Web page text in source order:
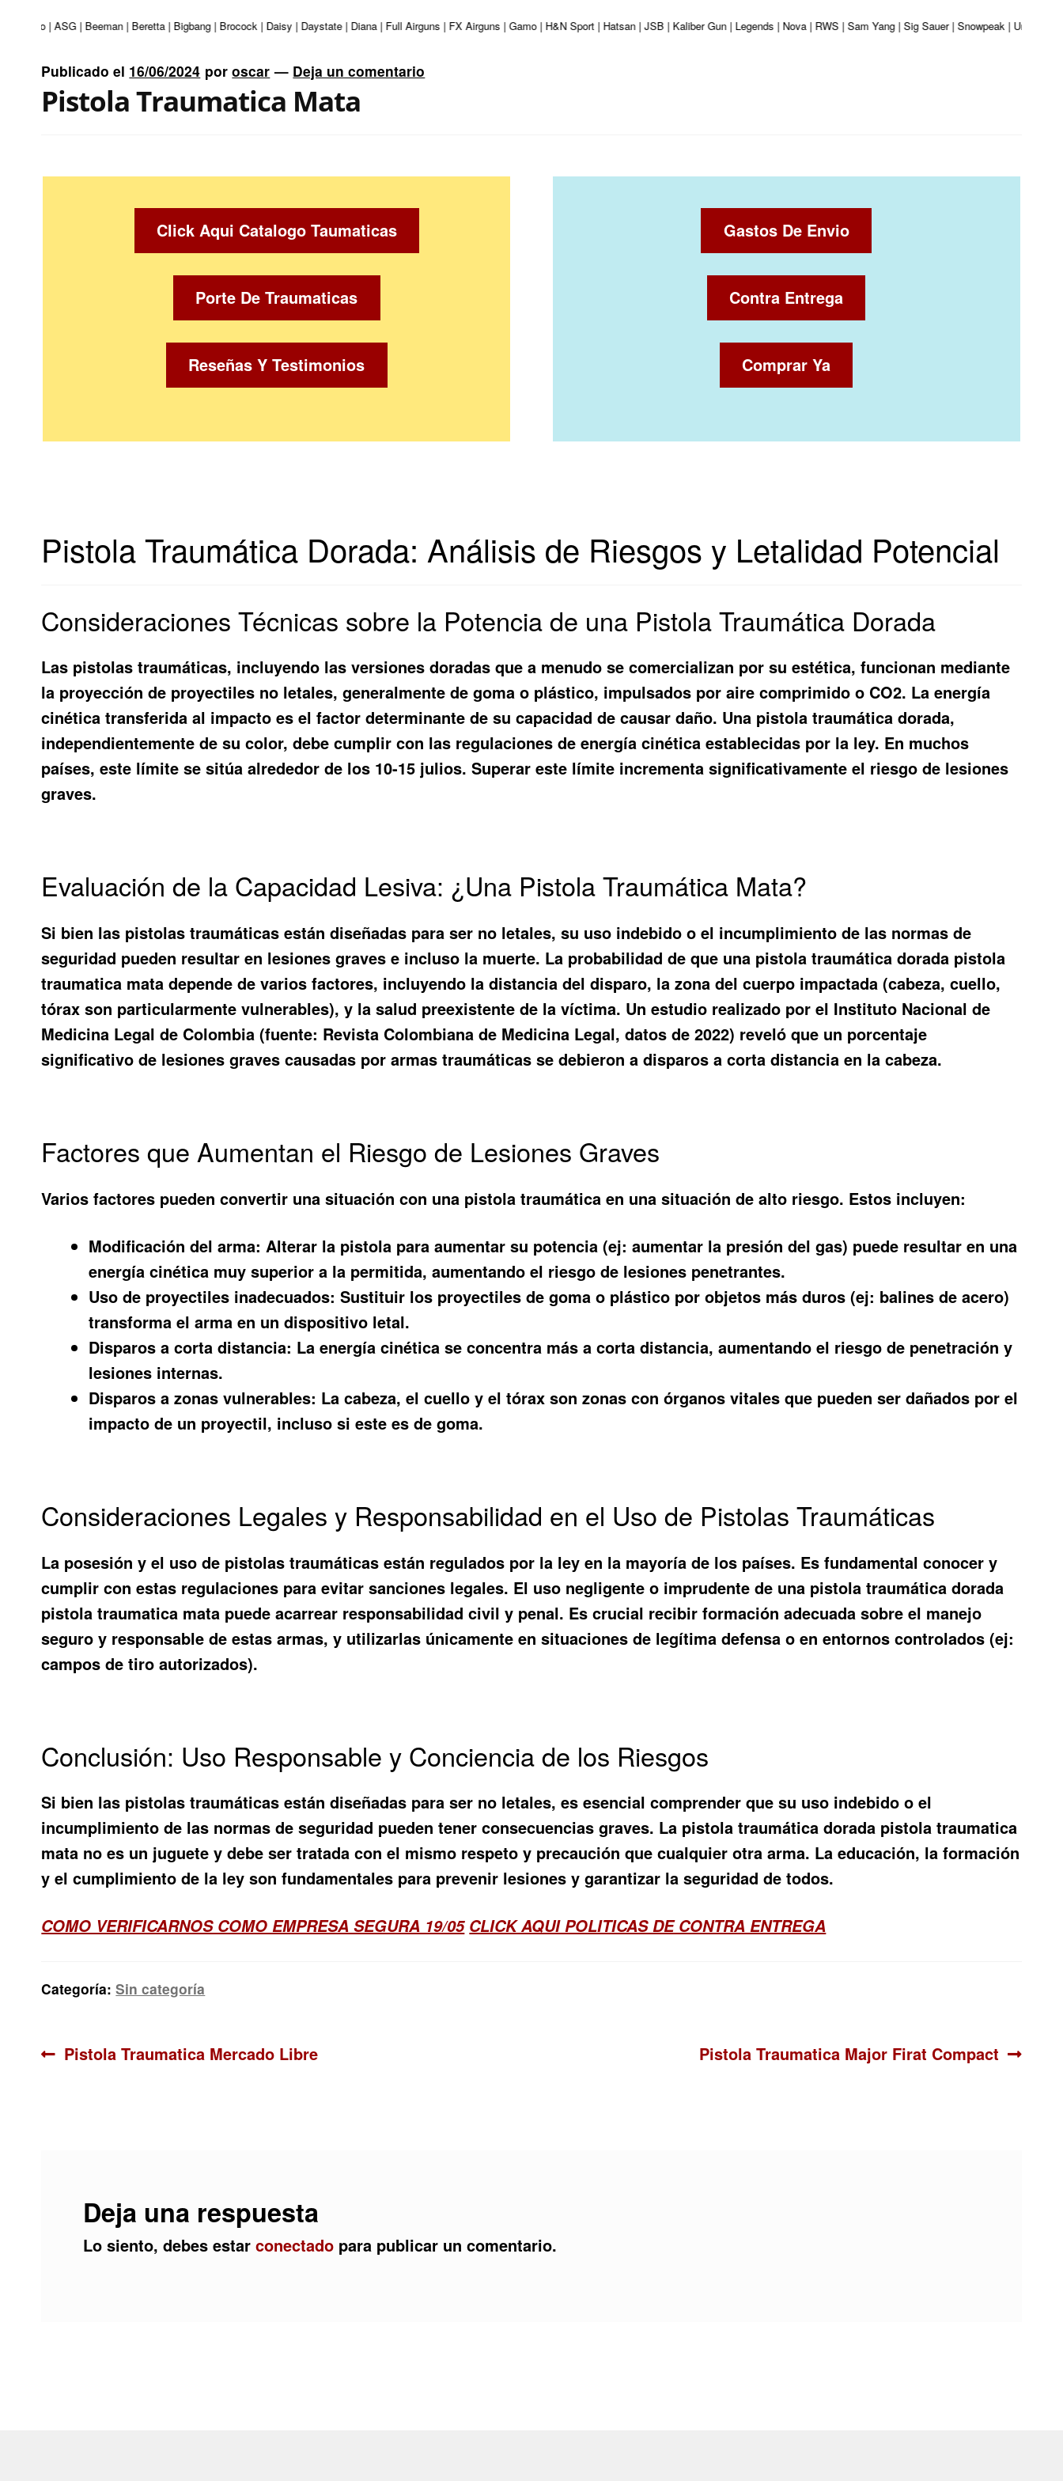
| ASG | Beeman | Beretta | Bigbang | Brocock | Daisy | Daystate | Diana | Full Airguns | FX Airguns | Gamo | H&N Sport | Hatsan | JSB | Kaliber Gun | Legends | Nova | RWS | Sam Yang | Sig Sauer | Snowpeak | Umarex |
Publicado el 16/06/2024 poroscar — Deja un comentario
Pistola Traumatica Mata
Click Aqui Catalogo Taumaticas
Porte De Traumaticas
Reseñas Y Testimonios
Gastos De Envio
Contra Entrega
Comprar Ya
Pistola Traumática Dorada: Análisis de Riesgos y Letalidad Potencial
Consideraciones Técnicas sobre la Potencia de una Pistola Traumática Dorada
Las pistolas traumáticas, incluyendo las versiones doradas que a menudo se comercializan por su estética, funcionan mediante
la proyección de proyectiles no letales, generalmente de goma o plástico, impulsados por aire comprimido o CO2. La energía
cinética transferida al impacto es el factor determinante de su capacidad de causar daño. Una pistola traumática dorada,
independientemente de su color, debe cumplir con las regulaciones de energía cinética establecidas por la ley. En muchos
países, este límite se sitúa alrededor de los 10-15 julios. Superar este límite incrementa significativamente el riesgo de lesiones
graves.
Evaluación de la Capacidad Lesiva: ¿Una Pistola Traumática Mata?
Si bien las pistolas traumáticas están diseñadas para ser no letales, su uso indebido o el incumplimiento de las normas de
seguridad pueden resultar en lesiones graves e incluso la muerte. La probabilidad de que una pistola traumática dorada pistola
traumatica mata depende de varios factores, incluyendo la distancia del disparo, la zona del cuerpo impactada (cabeza, cuello,
tórax son particularmente vulnerables), y la salud preexistente de la víctima. Un estudio realizado por el Instituto Nacional de
Medicina Legal de Colombia (fuente: Revista Colombiana de Medicina Legal, datos de 2022) reveló que un porcentaje
significativo de lesiones graves causadas por armas traumáticas se debieron a disparos a corta distancia en la cabeza.
Factores que Aumentan el Riesgo de Lesiones Graves
Varios factores pueden convertir una situación con una pistola traumática en una situación de alto riesgo. Estos incluyen:
Modificación del arma: Alterar la pistola para aumentar su potencia (ej: aumentar la presión del gas) puede resultar en una
energía cinética muy superior a la permitida, aumentando el riesgo de lesiones penetrantes.
Uso de proyectiles inadecuados: Sustituir los proyectiles de goma o plástico por objetos más duros (ej: balines de acero)
transforma el arma en un dispositivo letal.
Disparos a corta distancia: La energía cinética se concentra más a corta distancia, aumentando el riesgo de penetración y
lesiones internas.
Disparos a zonas vulnerables: La cabeza, el cuello y el tórax son zonas con órganos vitales que pueden ser dañados por el
impacto de un proyectil, incluso si este es de goma.
Consideraciones Legales y Responsabilidad en el Uso de Pistolas Traumáticas
La posesión y el uso de pistolas traumáticas están regulados por la ley en la mayoría de los países. Es fundamental conocer y
cumplir con estas regulaciones para evitar sanciones legales. El uso negligente o imprudente de una pistola traumática dorada
pistola traumatica mata puede acarrear responsabilidad civil y penal. Es crucial recibir formación adecuada sobre el manejo
seguro y responsable de estas armas, y utilizarlas únicamente en situaciones de legítima defensa o en entornos controlados (ej:
campos de tiro autorizados).
Conclusión: Uso Responsable y Conciencia de los Riesgos
Si bien las pistolas traumáticas están diseñadas para ser no letales, es esencial comprender que su uso indebido o el
incumplimiento de las normas de seguridad pueden tener consecuencias graves. La pistola traumática dorada pistola traumatica
mata no es un juguete y debe ser tratada con el mismo respeto y precaución que cualquier otra arma. La educación, la formación
y el cumplimiento de la ley son fundamentales para prevenir lesiones y garantizar la seguridad de todos.
COMO VERIFICARNOS COMO EMPRESA SEGURA 19/05 CLICK AQUI POLITICAS DE CONTRA ENTREGA
Categoría:Sin categoría
Navegación
Anterior:
Pistola Traumatica Mercado Libre Siguiente:
Pistola Traumatica Major Firat Compact
Deja una respuesta
Lo siento, debes estar conectadopara publicar un comentario.